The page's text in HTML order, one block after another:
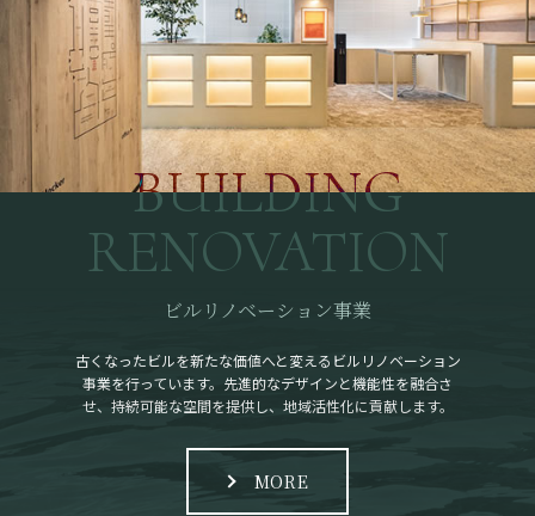
BUILDING
RENOVATION
ビルリノベーション事業
古くなったビルを新たな価値へと変えるビルリノベーション
事業を行っています。先進的なデザインと機能性を融合さ
せ、持続可能な空間を提供し、地域活性化に貢献します。
MORE